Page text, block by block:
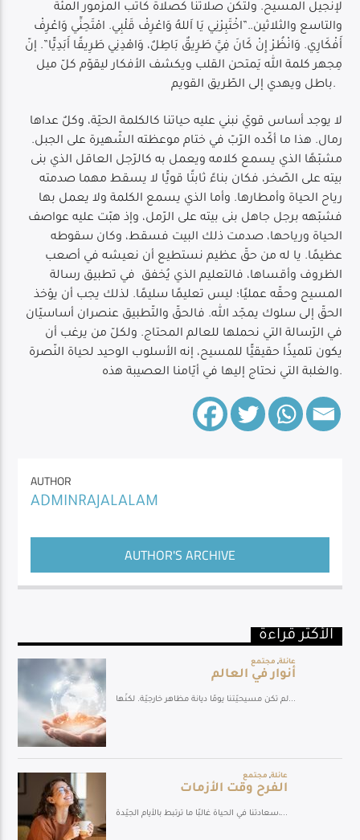
لإنجيل المسيح. ولتكن صلاتنا كصلاة كاتب المزمور المئة
والتاسع والثلاثين..”اخْتَبِرْنِي يَا اَللهُ وَاعْرِفْ قَلْبِي. امْتَحِنِّي وَاعْرِفْ
أَفْكَارِي. وَانْظُرْ إِنْ كَانَ فِيَّ طَرِيقٌ بَاطِلٌ، وَاهْدِنِي طَرِيقًا أَبَدِيًّا”. إنّ
مِجهر كلمة الله يَمتحن القلب ويكشف الأفكار ليقوّم كلّ ميل
باطل ويهدي إلى الطّريق القويم.
لا يوجد أساس قويّ نبني عليه حياتنا كالكلمة الحيّة، وكلٌ عداها
رمال. هذا ما أكّده الرّبّ في ختام موعظته الشّهيرة على الجبل.
مشبّهًا الذي يسمع كلامه ويعمل به كالرّجل العاقل الذي بنى
بيته على الصّخر، فكان بناءً ثابتًا قويًّا لا يسقط مهما صدمته
رياح الحياة وأمطارها. وأما الذي يسمع الكلمة ولا يعمل بها
فشبّهه برجل جاهل بنى بيته على الرّمل، وإذ هبّت عليه عواصف
الحياة ورياحها، صدمت ذلك البيت فسقط، وكان سقوطه
عظيمًا. يا له من حقّ عظيم نستطيع أن نعيشه في أصعب
الظروف وأقساها، فالتعليم الذي يُخفق في تطبيق رسالة
المسيح وحقّه عمليًا؛ ليس تعليمًا سليمًا. لذلك يجب أن يؤخذ
الحقّ إلى سلوك يمجّد الله. فالحقّ والتّطبيق عنصران أساسيّان
في الرّسالة التي نحملها للعالم المحتاج. ولكلّ من يرغب أن
يكون تلميذًا حقيقيًّا للمسيح، إنه الأسلوب الوحيد لحياة النّصرة
والغلبة التي نحتاج إليها في أيّامنا العصيبة هذه.
AUTHOR
ADMINRAJALALAM
AUTHOR'S ARCHIVE
الأكثر قراءة